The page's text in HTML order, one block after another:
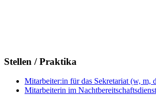
Stellen / Praktika
Mitarbeiter:in für das Sekretariat (w, m,
Mitarbeiterin im